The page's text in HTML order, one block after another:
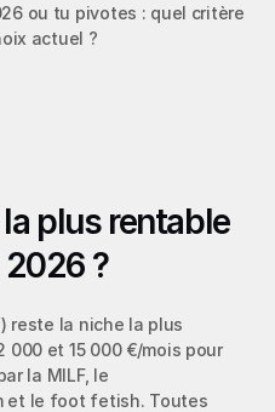
ou tu pivotes : quel critère
actuel ?
plus rentable
?
reste la niche la plus
000 et 15 000 €/mois pour
la MILF, le
et le foot fetish. Toutes